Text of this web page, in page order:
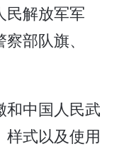
民解放军军
部队旗、
和中国人民武
样式以及使用